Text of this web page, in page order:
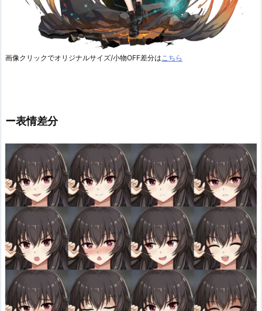
操作難易度 ★★★★☆
8代に渡って莫大な富と名声を築いてきた
彼女は幼い頃から、後継者にふさわしい
気品と教養を身に付けるよう育てられた。
両親の期待に応えようと努力を重ねたが、
決められたレールの上を歩く日々は、イリスの心にわ
ずかな亀裂を芽生えさせていく。
ある日、学校でのイジメ現場を目撃したイリスは、加
害側の生徒を昏睡状態に陥れてしまう。
幼いころから武術の英才教育を受けていたイリスの過
剰防衛が問題だった。
画像クリックでオリジナルサイズ/小物OFF差分は こちら
ー表情差分